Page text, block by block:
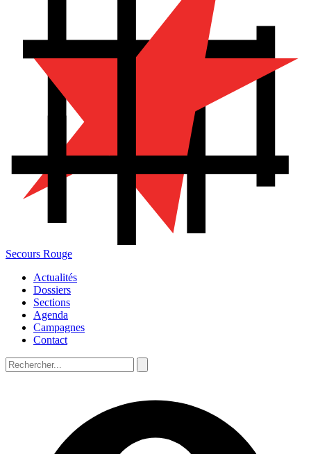
Secours Rouge
Actualités
Dossiers
Sections
Agenda
Campagnes
Contact